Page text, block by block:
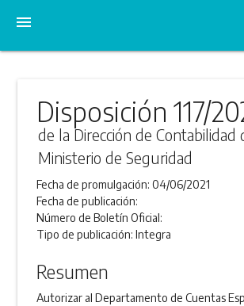
menu
Disposición 117/
de la Dirección de Contabilidad
Ministerio de Seguridad
Fecha de promulgación:04/06/2021
Fecha de publicación:
Número de Boletín Oficial:
Tipo de publicación:Integra
Resumen
Autorizar al Departamento de Cuentas